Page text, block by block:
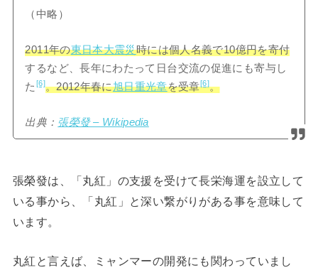
（中略）
2011年の東日本大震災時には個人名義で10億円を寄付
するなど、長年にわたって日台交流の促進にも寄与し
た [6]。2012年春に旭日重光章を受章[6]。
出典： 張榮發 – Wikipedia
張榮發は、「丸紅」の支援を受けて長栄海運を設立して
いる事から、「丸紅」と深い繋がりがある事を意味して
います。
丸紅と言えば、ミャンマーの開発にも関わっていまし